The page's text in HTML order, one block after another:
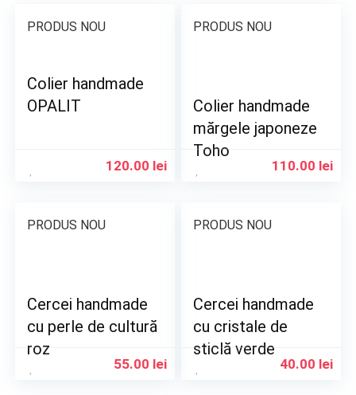
PRODUS NOU
Colier handmade
OPALIT
120.00 lei
PRODUS NOU
Colier handmade
mărgele japoneze
Toho
110.00 lei
PRODUS NOU
Cercei handmade
cu perle de cultură
roz
55.00 lei
PRODUS NOU
Cercei handmade
cu cristale de
sticlă verde
40.00 lei